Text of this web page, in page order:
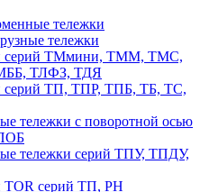
тележки
тележки
серий ТМмини, ТММ, ТМС,
ТЛФЗ, ТДЯ
серий ТП, ТПР, ТПБ, ТБ, ТС,
тележки с поворотной осью
тележки серий ТПУ, ТПДУ,
TOR серий ТП, PH